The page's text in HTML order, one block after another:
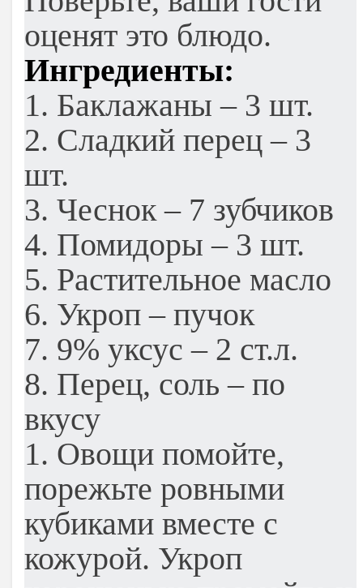
оценят это блюдо.
Ингредиенты:
1. Баклажаны – 3 шт.
2. Сладкий перец – 3
шт.
3. Чеснок – 7 зубчиков
4. Помидоры – 3 шт.
5. Растительное масло
6. Укроп – пучок
7. 9% уксус – 2 ст.л.
8. Перец, соль – по
вкусу
1. Овощи помойте,
порежьте ровными
кубиками вместе с
кожурой. Укроп